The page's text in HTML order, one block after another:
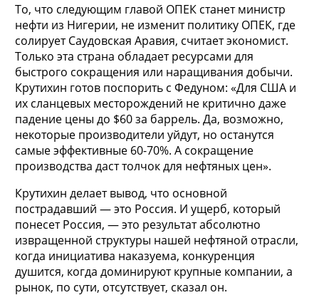
То, что следующим главой ОПЕК станет министр
нефти из Нигерии, не изменит политику ОПЕК, где
солирует Саудовская Аравия, считает экономист.
Только эта страна обладает ресурсами для
быстрого сокращения или наращивания добычи.
Крутихин готов поспорить с Федуном: «Для США и
их сланцевых месторождений не критично даже
падение цены до $60 за баррель. Да, возможно,
некоторые производители уйдут, но останутся
самые эффективные 60-70%. А сокращение
производства даст толчок для нефтяных цен».
Крутихин делает вывод, что основной
пострадавший — это Россия. И ущерб, который
понесет Россия, — это результат абсолютно
извращенной структуры нашей нефтяной отрасли,
когда инициатива наказуема, конкуренция
душится, когда доминируют крупные компании, а
рынок, по сути, отсутствует, сказал он.